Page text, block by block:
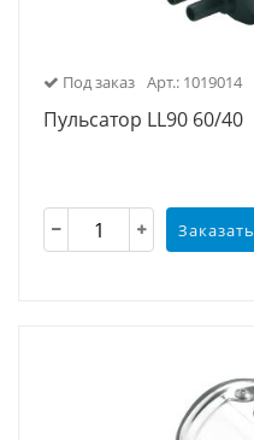
Под заказ Арт.: 1019014
Пульсатор LL90 60/40
Заказать